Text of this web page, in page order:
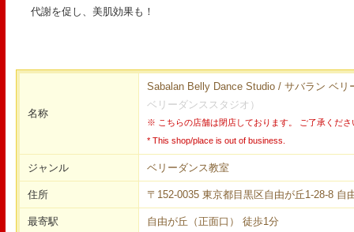
代謝を促し、美肌効果も！
名称
Sabalan Belly Dance Studio / サバラン ベ
ベリーダンススタジオ）
※ こちらの店舗は閉店しております。 ご了承くださ
* This shop/place is out of business.
ジャンル ベリーダンス教室
住所 〒152-0035 東京都目黒区自由が丘1-28-8 自
最寄駅 自由が丘（正面口） 徒歩1分